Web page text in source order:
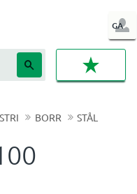
GA
IN
BORR STÅL